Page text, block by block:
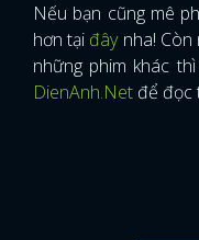
Nếu bạn cũng mê
hơn tại đâynha! Còn
những phim khác
DienAnh.Net để đọc